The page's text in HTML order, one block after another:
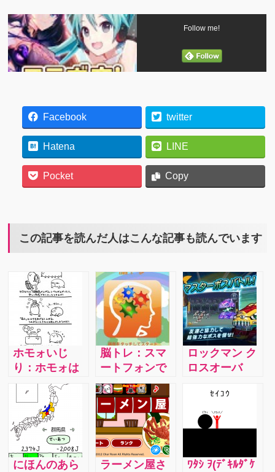
Follow me!
Facebook twitter
Hatena LINE
Pocket Copy
この記事を読んだ人はこんな記事も読んでいます
ホモォいじ
り：ホモォは
世間のBL大好
きな腐女子に
対する考えを
集めたような
生物！私は大
爆笑しながら
脳トレ：スマ
ートフォンで
も『脳ト
レ』！６つの
項目でテスト
及びトレーニ
ングが出来、
操作も軽く、
ロックマン ク
ロスオーバ
で歴代ロック
マンシリーズ
のボスと戦え
す。4人2組で
にほんのあら
ラーメン屋さ
ﾜﾀｼ ｦ(ﾃﾞｷﾙﾀﾞｹ